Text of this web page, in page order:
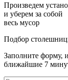
Произведем
и уберем за собой
весь мусор
Подбор
Заполните форму,
ближайшие 7